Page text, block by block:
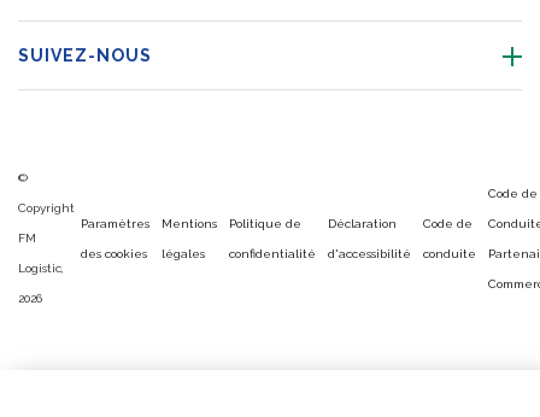
SUIVEZ-NOUS
©
Copyright
FM
Logistic,
2026
Paramètres
des cookies
Mentions
légales
Politique de
confidentialité
Déclaration
d'accessibilité
Code de
conduite
Code de